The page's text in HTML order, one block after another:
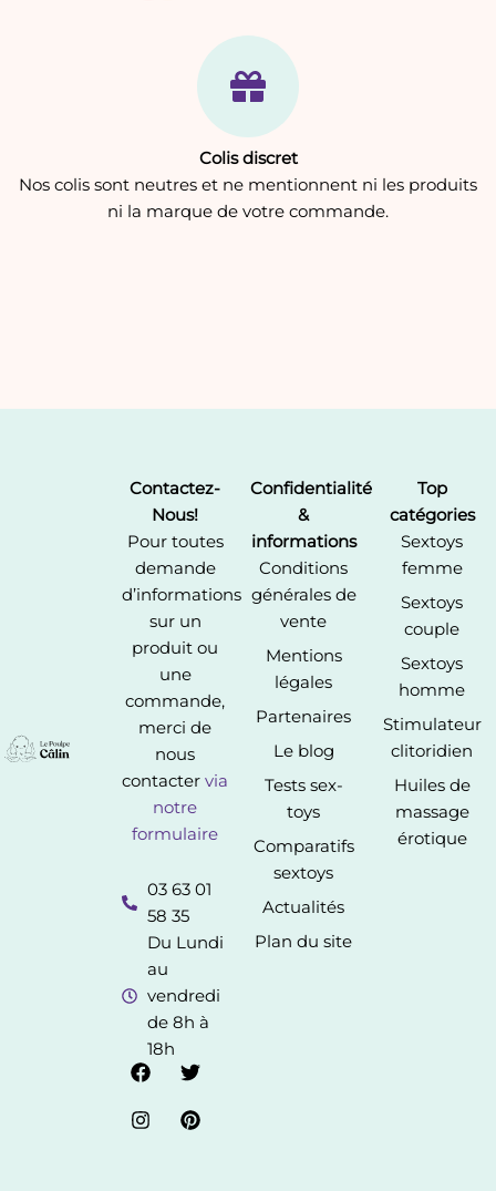
Colis discret
Nos colis sont neutres et ne mentionnent ni les produits
ni la marque de votre commande.
Contactez-
Nous!
Pour toutes
demande
d’informations
sur un
produit ou
une
commande,
merci de
nous
contactervia
notre
formulaire
03 63 01
58 35
Du Lundi
au
vendredi
de 8h à
18h
F
c
e
T
i
t
I
s
t
P
n
t
Confidentialité
&
informations
Conditions
générales de
vente
Mentions
légales
Partenaires
Le blog
Tests sex-
toys
Comparatifs
sextoys
Actualités
Plan du site
Top
catégories
Sextoys
femme
Sextoys
couple
Sextoys
homme
Stimulateur
clitoridien
Huiles de
massage
érotique